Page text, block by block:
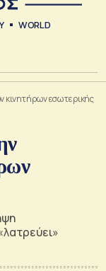
WORLD
κινητήρων εσωτερικής